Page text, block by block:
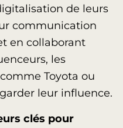
de leurs
communication
en collaborant
les
Toyota ou
leur influence.
clés pour